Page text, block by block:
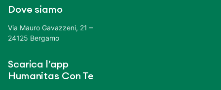
Dove siamo
Via Mauro Gavazzeni, 21 –
24125 Bergamo
Scarica l’app
Humanitas Con Te